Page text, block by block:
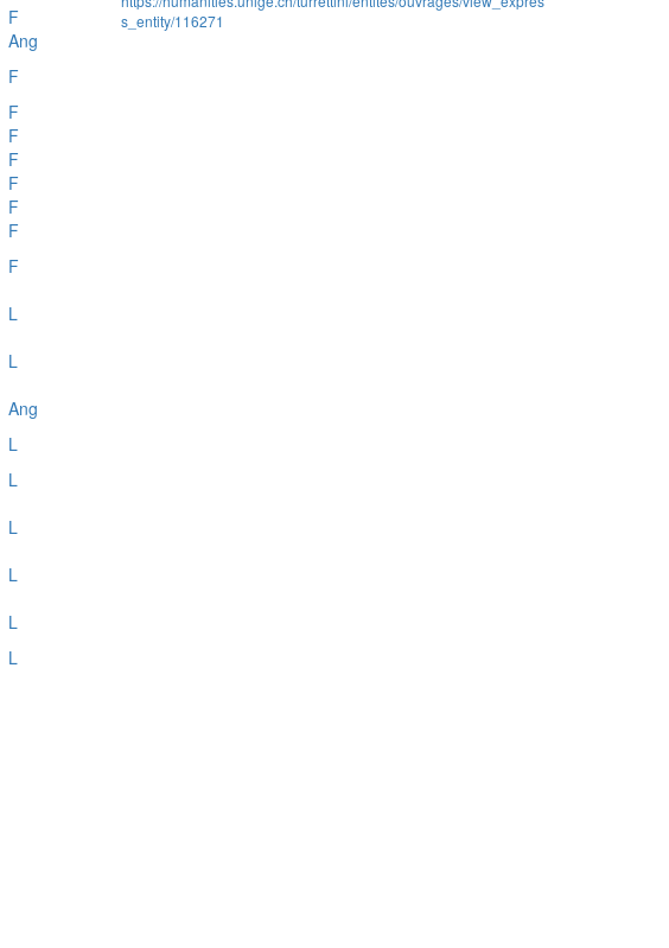
F
Ang
F
F
F
F
F
F
F
F
L
L
Ang
L
L
L
L
L
L
s_entity/116271